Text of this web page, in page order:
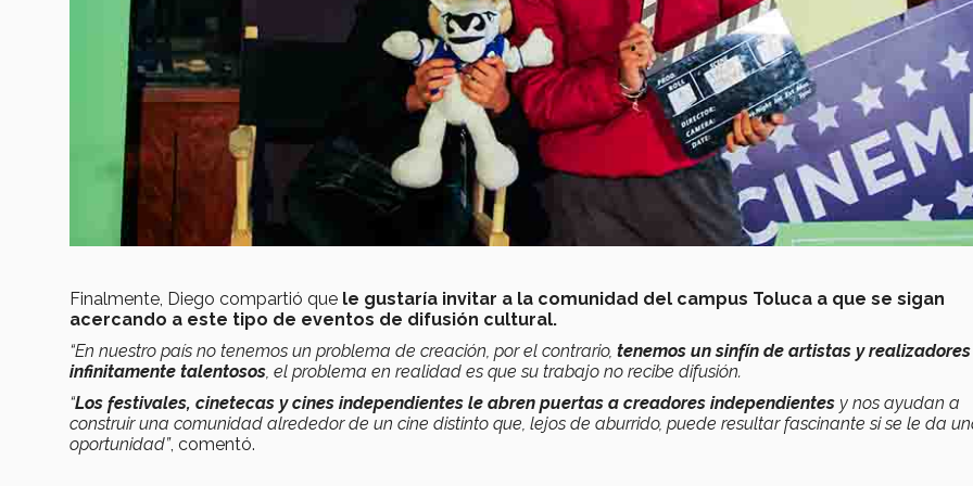
Finalmente, Diego compartió que le gustaría invitar a la comunidad del campus Toluca a que se sigan
acercando a este tipo de eventos de difusión cultural.
“En nuestro país no tenemos un problema de creación, por el contrario, tenemos un sinfín de artistas y realizadores
infinitamente talentosos, el problema en realidad es que su trabajo no recibe difusión.
“Los festivales, cinetecas y cines independientes le abren puertas a creadores independientes y nos ayudan a
construir una comunidad alrededor de un cine distinto que, lejos de aburrido, puede resultar fascinante si se le da
oportunidad”, comentó.